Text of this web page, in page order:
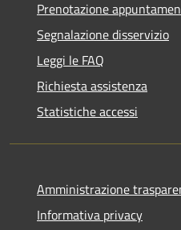
Prenotazione
Segnalazione disservizio
Leggi le FAQ
Richiesta assistenza
Statistiche accessi
Amministrazione
Informativa privacy